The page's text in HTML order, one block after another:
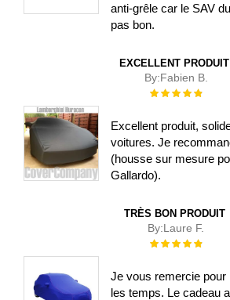
anti-grêle car le SAV
pas bon.
EXCELLENT PRODUIT
By:Fabien B.
Évaluation :
Excellent produit,
voitures. Je
(housse sur mesure
Gallardo).
TRÈS BON PRODUIT
By:Laure F.
Évaluation :
Je vous remercie pour
les temps. Le cadeau